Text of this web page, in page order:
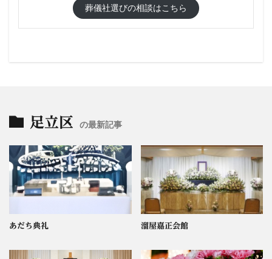
葬儀社選びの相談はこちら
足立区 の最新記事
あだち典礼 溜屋嘉正会館